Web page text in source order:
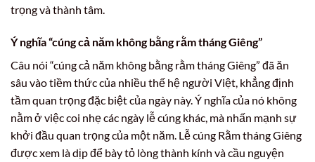
trọng và thành tâm.
Ý nghĩa “cúng cả năm không bằng rằm tháng Giêng”
Câu nói “cúng cả năm không bằng rằm tháng Giêng” đã ăn
sâu vào tiềm thức của nhiều thế hệ người Việt, khẳng định
tầm quan trọng đặc biệt của ngày này. Ý nghĩa của nó không
nằm ở việc coi nhẹ các ngày lễ cúng khác, mà nhấn mạnh sự
khởi đầu quan trọng của một năm. Lễ cúng Rằm tháng Giêng
được xem là dịp để bày tỏ lòng thành kính và cầu nguyện